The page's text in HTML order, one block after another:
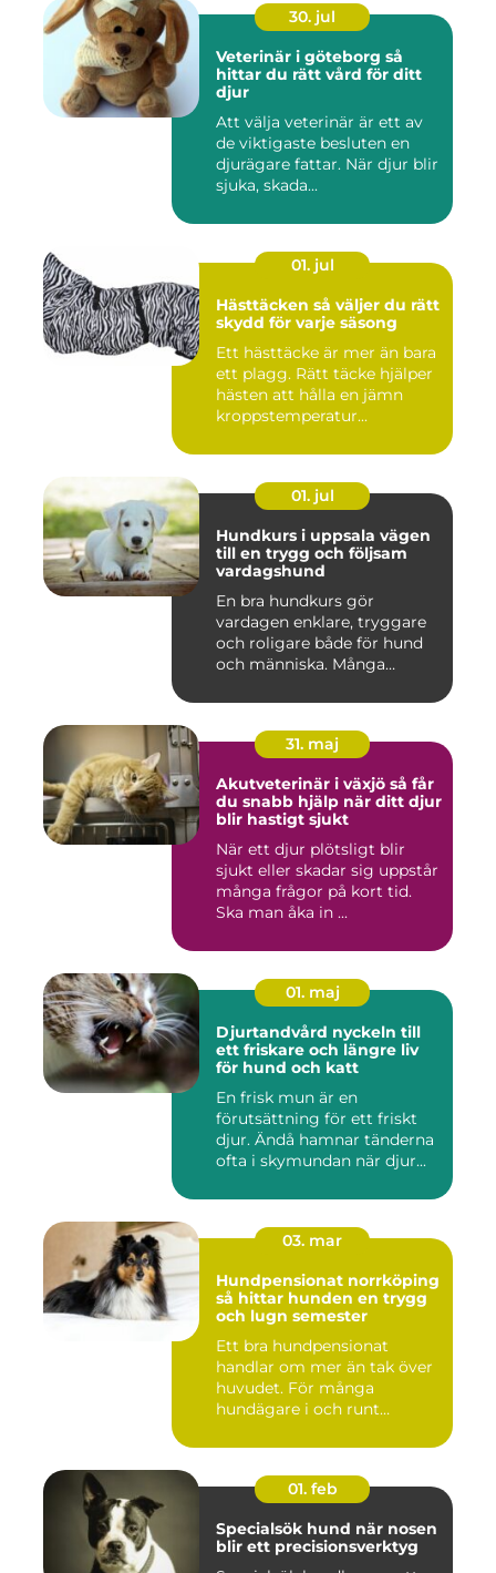
30. jul
Veterinär i göteborg så
hittar du rätt vård för ditt
djur
Att välja veterinär är ett av
de viktigaste besluten en
djurägare fattar. När djur blir
sjuka, skada...
01. jul
Hästtäcken så väljer du rätt
skydd för varje säsong
Ett hästtäcke är mer än bara
ett plagg. Rätt täcke hjälper
hästen att hålla en jämn
kroppstemperatur...
01. jul
Hundkurs i uppsala vägen
till en trygg och följsam
vardagshund
En bra hundkurs gör
vardagen enklare, tryggare
och roligare både för hund
och människa. Många
31. maj
Akutveterinär i växjö så får
du snabb hjälp när ditt djur
blir hastigt sjukt
När ett djur plötsligt blir
sjukt eller skadar sig uppstår
många frågor på kort tid.
Ska man åka in ...
01. maj
Djurtandvård nyckeln till
ett friskare och längre liv
för hund och katt
En frisk mun är en
förutsättning för ett friskt
djur. Ändå hamnar tänderna
ofta i skymundan när djur...
03. mar
Hundpensionat norrköping
så hittar hunden en trygg
och lugn semester
Ett bra hundpensionat
handlar om mer än tak över
huvudet. För många
hundägare i och runt
01. feb
Specialsök hund när nosen
blir ett precisionsverktyg